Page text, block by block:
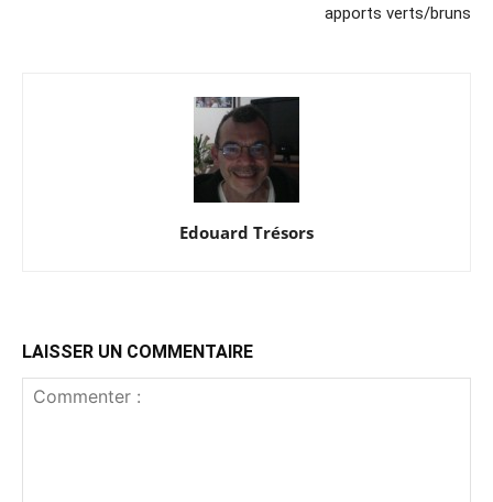
apports verts/bruns
Edouard Trésors
LAISSER UN COMMENTAIRE